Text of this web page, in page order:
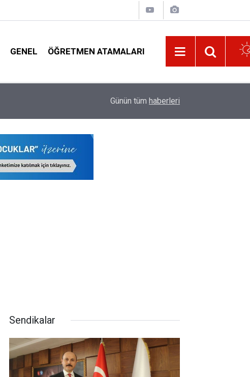
GENEL ÖĞRETMEN ATAMALARI
Danıştay Kararı Gereği O Öğretmenlerin Ek
Günün tüm haberleri
Sendikalar